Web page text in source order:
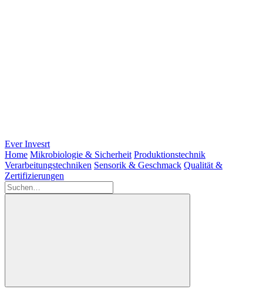
Ever Invesrt
Home Mikrobiologie & Sicherheit Produktionstechnik
Verarbeitungstechniken Sensorik & Geschmack Qualität &
Zertifizierungen